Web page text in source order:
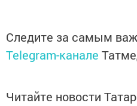
Следите за самым
Telegram-канале
Читайте новости